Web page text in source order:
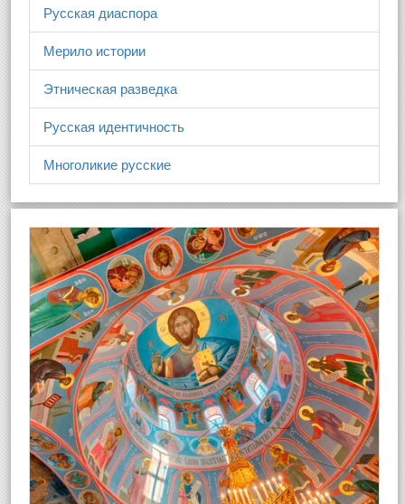
Русская диаспора
Мерило истории
Этническая разведка
Русская идентичность
Многоликие русские